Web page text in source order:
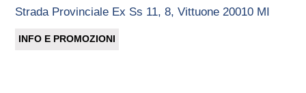
Strada Provinciale Ex Ss 11, 8, Vittuone 20010 MI
INFO E PROMOZIONI